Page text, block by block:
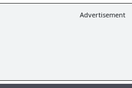
Advertisement